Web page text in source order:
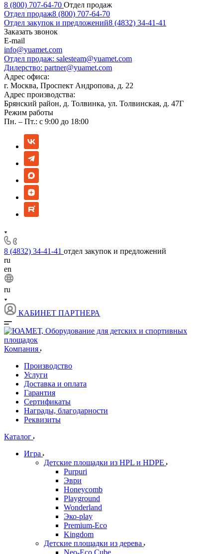
8 (800) 707-64-70 Отдел продаж
Отдел продаж8 (800) 707-64-70
Отдел закупок и предложений8 (4832) 34-41-41
Заказать звонок
E-mail
info@yuamet.com
Отдел продаж: salesteam@yuamet.com
Дилерство: partner@yuamet.com
Адрес офиса:
г. Москва, Проспект Андропова, д. 22
Адрес производства:
Брянский район, д. Толвинка, ул. Толвинская, д. 47Г
Режим работы
Пн. – Пт.: с 9:00 до 18:00
8 (4832) 34-41-41 отдел закупок и предложений
ru
en
ru
КАБИНЕТ ПАРТНЕРА
Компания
Производство
Услуги
Доставка и оплата
Гарантия
Сертификаты
Награды, благодарности
Реквизиты
Каталог
Игра
Детские площадки из HPL и HDPE
Purpuri
Эври
Honeycomb
Playground
Wonderland
Эко-play
Premium-Eco
Kingdom
Детские площадки из дерева
Neo-Eco Cube